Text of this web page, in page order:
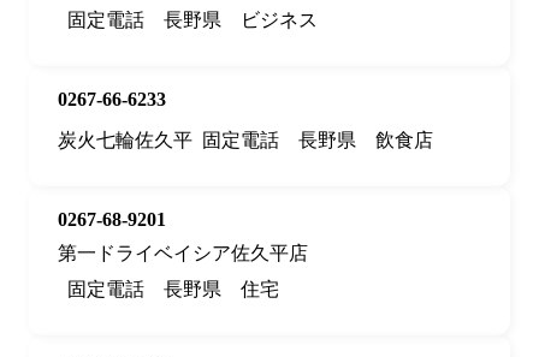
固定電話
長野県 ビジネス
0267-66-6233
炭火七輪佐久平 固定電話 長野県 飲食店
0267-68-9201
第一ドライベイシア佐久平店
固定電話
長野県 住宅